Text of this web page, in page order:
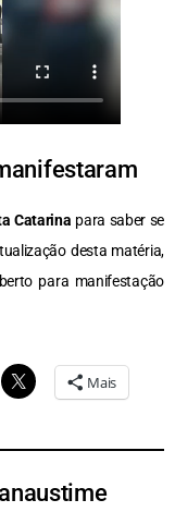
Catarina para saber se
desta matéria,
para manifestação
Mais